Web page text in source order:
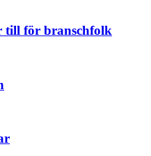
till för branschfolk